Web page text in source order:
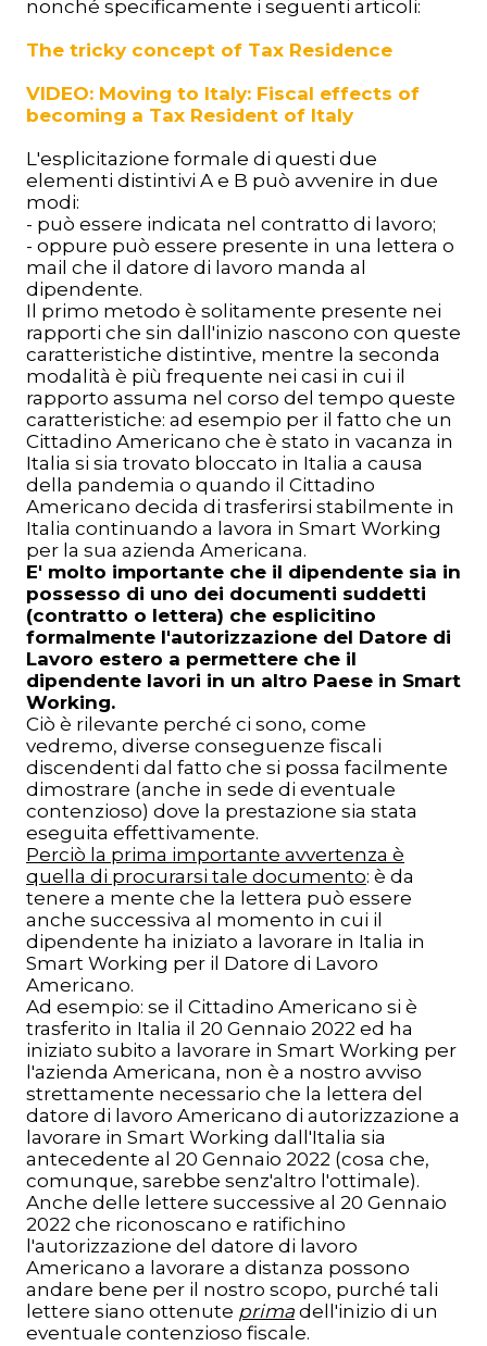
nonché specificamente i seguenti articoli:
The tricky concept of Tax Residence
VIDEO: Moving to Italy: Fiscal effects of
becoming a Tax Resident of Italy
L'esplicitazione formale di questi due
elementi distintivi A e B può avvenire in due
modi:
- può essere indicata nel contratto di lavoro;
- oppure può essere presente in una lettera o
mail che il datore di lavoro manda al
dipendente.
Il primo metodo è solitamente presente nei
rapporti che sin dall'inizio nascono con queste
caratteristiche distintive, mentre la seconda
modalità è più frequente nei casi in cui il
rapporto assuma nel corso del tempo queste
caratteristiche: ad esempio per il fatto che un
Cittadino Americano che è stato in vacanza in
Italia si sia trovato bloccato in Italia a causa
della pandemia o quando il Cittadino
Americano decida di trasferirsi stabilmente in
Italia continuando a lavora in Smart Working
per la sua azienda Americana.
E' molto importante che il dipendente sia in
possesso di uno dei documenti suddetti
(contratto o lettera) che esplicitino
formalmente l'autorizzazione del Datore di
Lavoro estero a permettere che il
dipendente lavori in un altro Paese in Smart
Working.
Ciò è rilevante perché ci sono, come
vedremo, diverse conseguenze fiscali
discendenti dal fatto che si possa facilmente
dimostrare (anche in sede di eventuale
contenzioso) dove la prestazione sia stata
eseguita effettivamente.
Perciò la prima importante avvertenza è
quella di procurarsi tale documento: è da
tenere a mente che la lettera può essere
anche successiva al momento in cui il
dipendente ha iniziato a lavorare in Italia in
Smart Working per il Datore di Lavoro
Americano.
Ad esempio: se il Cittadino Americano si è
trasferito in Italia il 20 Gennaio 2022 ed ha
iniziato subito a lavorare in Smart Working per
l'azienda Americana, non è a nostro avviso
strettamente necessario che la lettera del
datore di lavoro Americano di autorizzazione a
lavorare in Smart Working dall'Italia sia
antecedente al 20 Gennaio 2022 (cosa che,
comunque, sarebbe senz'altro l'ottimale).
Anche delle lettere successive al 20 Gennaio
2022 che riconoscano e ratifichino
l'autorizzazione del datore di lavoro
Americano a lavorare a distanza possono
andare bene per il nostro scopo, purché tali
lettere siano ottenute prima dell'inizio di un
eventuale contenzioso fiscale.